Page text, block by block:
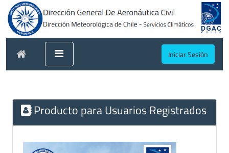
Iniciar Sesión
Producto para Usuarios Registrados